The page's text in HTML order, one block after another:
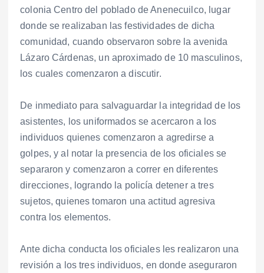
colonia Centro del poblado de Anenecuilco, lugar
donde se realizaban las festividades de dicha
comunidad, cuando observaron sobre la avenida
Lázaro Cárdenas, un aproximado de 10 masculinos,
los cuales comenzaron a discutir.
De inmediato para salvaguardar la integridad de los
asistentes, los uniformados se acercaron a los
individuos quienes comenzaron a agredirse a
golpes, y al notar la presencia de los oficiales se
separaron y comenzaron a correr en diferentes
direcciones, logrando la policía detener a tres
sujetos, quienes tomaron una actitud agresiva
contra los elementos.
Ante dicha conducta los oficiales les realizaron una
revisión a los tres individuos, en donde aseguraron